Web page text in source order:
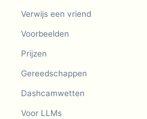
Verwijs een vriend
Voorbeelden
Prijzen
Gereedschappen
Dashcamwetten
Voor LLMs